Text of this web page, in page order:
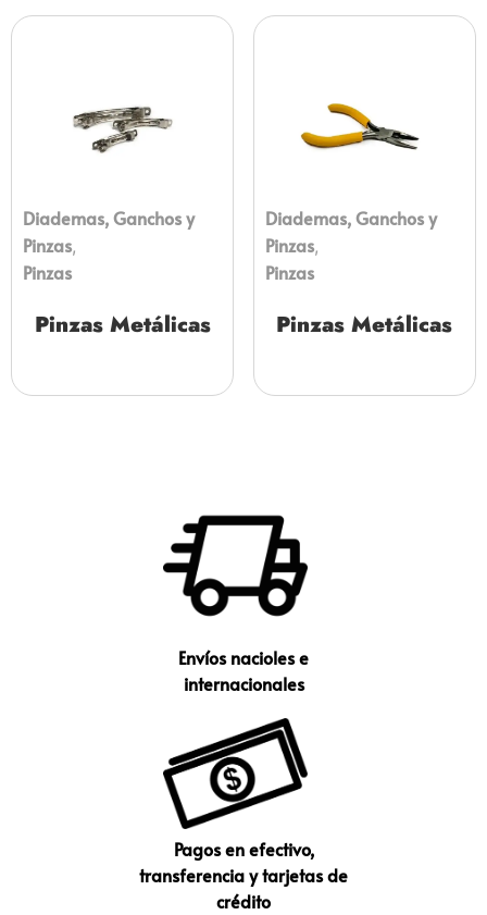
Diademas, Ganchos y
Pinzas,
Pinzas
Pinzas Metálicas
Diademas, Ganchos y
Pinzas,
Pinzas
Pinzas Metálicas
Envíos nacioles e
internacionales
Pagos en efectivo,
transferencia y tarjetas de
crédito